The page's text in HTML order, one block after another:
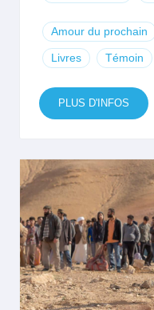
Amour du prochain
Livres Témoin
PLUS D'INFOS